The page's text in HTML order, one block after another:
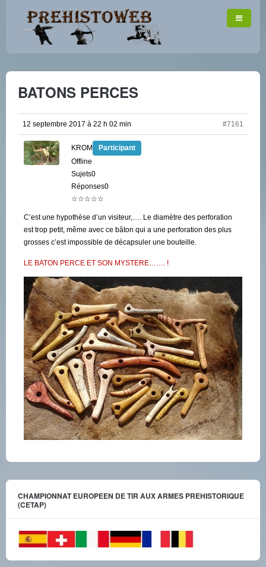
BATONS PERCES
12 septembre 2017 à 22 h 02 min #7161
KROM
Participant
Offline
Sujets0
Réponses0
☆☆☆☆☆
C’est une hypothèse d’un visiteur,…. Le diamètre des perforation
est trop petit, même avec ce bâton qui a une perforation des plus
grosses c’est impossible de décapsuler une bouteille.
LE BATON PERCE ET SON MYSTERE……. !
CHAMPIONNAT EUROPEEN DE TIR AUX ARMES PREHISTORIQUE
(CETAP)